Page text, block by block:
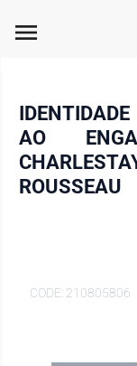
menu
AO
ROUSSEAU
CODE: 210805806